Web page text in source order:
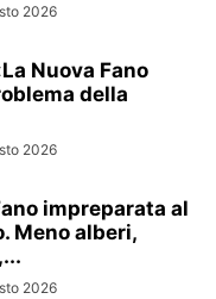
2026
Nuova Fano
della
2026
impreparata al
Meno alberi,
2026